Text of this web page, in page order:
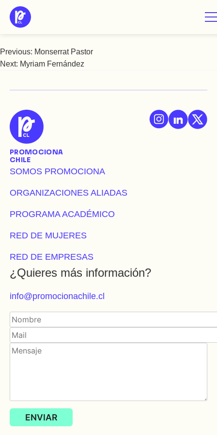
Saltar
Montserrat Copaja
Navegación
entradas
Previous: Monserrat Pastor
Next: Myriam Fernández
PROMOCIONA
CHILE
SOMOS PROMOCIONA
ORGANIZACIONES ALIADAS
PROGRAMA ACADÉMICO
RED DE MUJERES
RED DE EMPRESAS
¿Quieres más información?
info@promocionachile.cl